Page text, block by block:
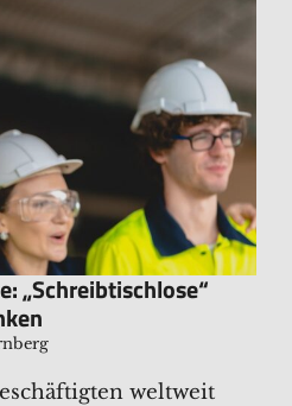
„Schreibtischlose“
weltweit